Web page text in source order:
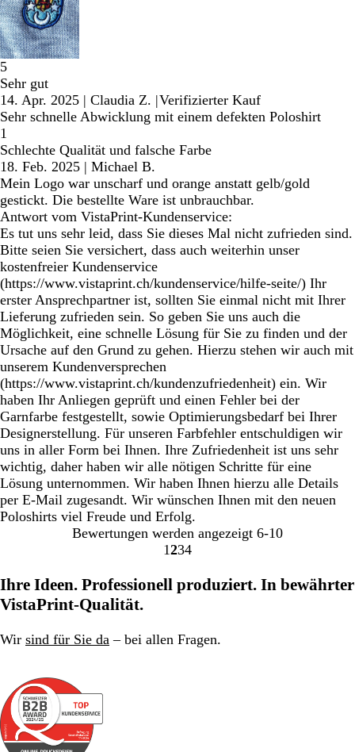
5
Sehr gut
14. Apr. 2025 | Claudia Z. |Verifizierter Kauf
Sehr schnelle Abwicklung mit einem defekten Poloshirt
1
Schlechte Qualität und falsche Farbe
18. Feb. 2025 | Michael B.
Mein Logo war unscharf und orange anstatt gelb/gold
gestickt. Die bestellte Ware ist unbrauchbar.
Antwort vom VistaPrint-Kundenservice:
Es tut uns sehr leid, dass Sie dieses Mal nicht zufrieden sind.
Bitte seien Sie versichert, dass auch weiterhin unser
kostenfreier Kundenservice
(https://www.vistaprint.ch/kundenservice/hilfe-seite/) Ihr
erster Ansprechpartner ist, sollten Sie einmal nicht mit Ihrer
Lieferung zufrieden sein. So geben Sie uns auch die
Möglichkeit, eine schnelle Lösung für Sie zu finden und der
Ursache auf den Grund zu gehen. Hierzu stehen wir auch mit
unserem Kundenversprechen
(https://www.vistaprint.ch/kundenzufriedenheit) ein. Wir
haben Ihr Anliegen geprüft und einen Fehler bei der
Garnfarbe festgestellt, sowie Optimierungsbedarf bei Ihrer
Designerstellung. Für unseren Farbfehler entschuldigen wir
uns in aller Form bei Ihnen. Ihre Zufriedenheit ist uns sehr
wichtig, daher haben wir alle nötigen Schritte für eine
Lösung unternommen. Wir haben Ihnen hierzu alle Details
per E-Mail zugesandt. Wir wünschen Ihnen mit den neuen
Poloshirts viel Freude und Erfolg.
Bewertungen werden angezeigt 6-10
Gehe
Seite
1 Gehe
Seite
2Gehe
Seite
3Gehe
Seite
4
Ihre Ideen. Professionell produziert. In bewährter
VistaPrint-Qualität.
Wir sind für Sie da – bei allen Fragen.